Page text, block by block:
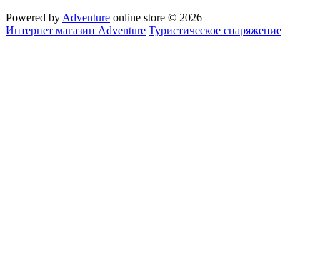
Powered by Adventure online store © 2026
Интернет магазин Adventure Туристическое снаряжение